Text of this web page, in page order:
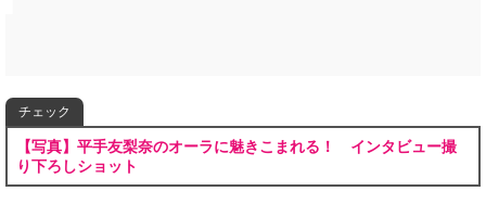
チェック
【写真】平手友梨奈のオーラに魅きこまれる！ インタビュー撮
り下ろしショット